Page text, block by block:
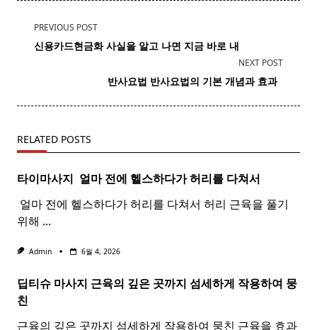
<span
class="nav-
text">Page</span>
PREVIOUS POST
신용카드현금화 사실을 알고 나면 지금 바로 내
NEXT POST
반사요법 반사요법의 기본 개념과 효과 ​ ​
RELATED POSTS
타이마사지 ​ 얼마 전에 헬스하다가 허리를 다쳐서
​ 얼마 전에 헬스하다가 허리를 다쳐서 허리 근육을 풀기
위해 ...
Admin 6월 4, 2026
딥티슈 마사지 근육의 깊은 곳까지 섬세하게 작용하여 뭉
친
근육의 깊은 곳까지 섬세하게 작용하여 뭉친 근육을 효과